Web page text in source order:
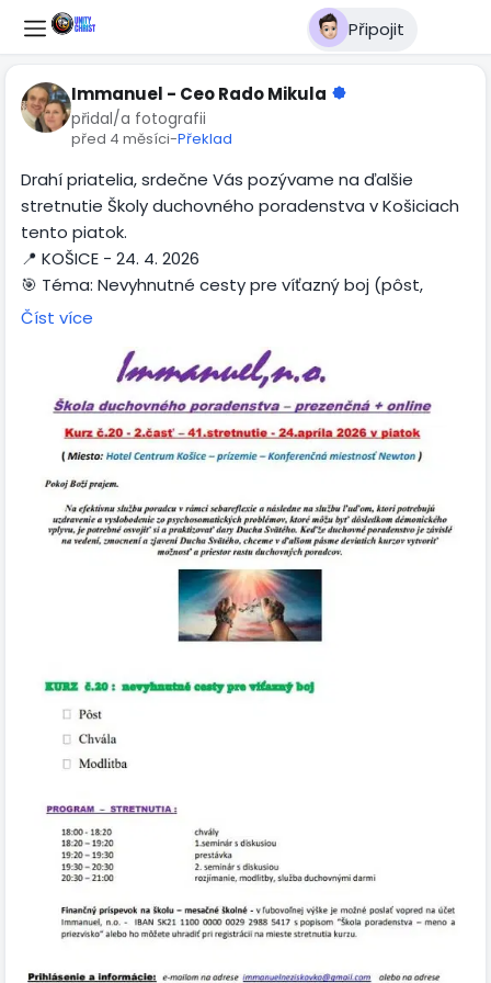
Připojit
Immanuel - Ceo Rado Mikula
přidal/a fotografii
před 4 měsíci-Překlad
Drahí priatelia, srdečne Vás pozývame na ďalšie
stretnutie Školy duchovného poradenstva v Košiciach
tento piatok.
📍 KOŠICE - 24. 4. 2026
🎯 Téma: Nevyhnutné cesty pre víťazný boj (pôst,
chvála, modlitba) - 2. časť
Číst více